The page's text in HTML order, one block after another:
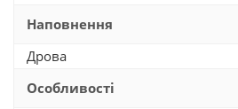
Наповнення
Дрова
Особливості